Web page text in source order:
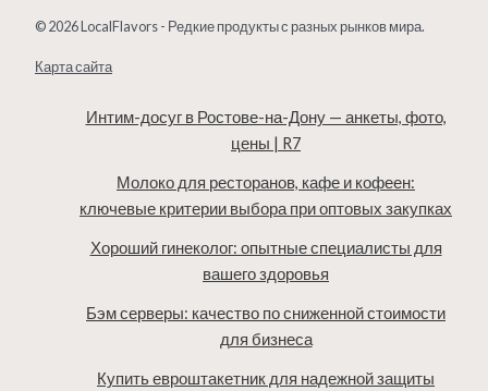
© 2026 LocalFlavors - Редкие продукты с разных рынков мира.
Карта сайта
Интим-досуг в Ростове-на-Дону — анкеты, фото,
цены | R7
Молоко для ресторанов, кафе и кофеен:
ключевые критерии выбора при оптовых закупках
Хороший гинеколог: опытные специалисты для
вашего здоровья
Бэм серверы: качество по сниженной стоимости
для бизнеса
Купить евроштакетник для надежной защиты